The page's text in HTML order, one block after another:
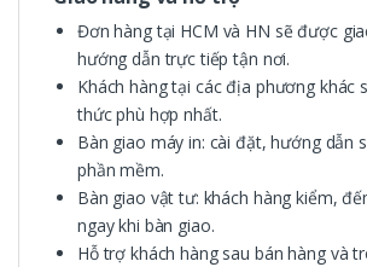
Đơn hàng tại HCM và HN sẽ được
hướng dẫn trực tiếp tận nơi.
Khách hàng tại các địa phương khác
thức phù hợp nhất.
Bàn giao máy in: cài đặt, hướng dẫn
phần mềm.
Bàn giao vật tư: khách hàng kiểm,
ngay khi bàn giao.
Hỗ trợ khách hàng sau bán hàng và